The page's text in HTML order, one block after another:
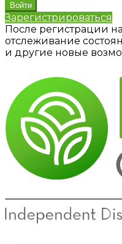
Зарегистрироваться
После регистрации
отслеживание
и другие новые